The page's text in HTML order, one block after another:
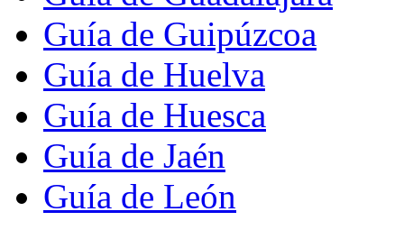
Guía de Guipúzcoa
Guía de Huelva
Guía de Huesca
Guía de Jaén
Guía de León